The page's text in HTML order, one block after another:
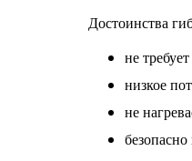
Достоинства
не
низкое
не